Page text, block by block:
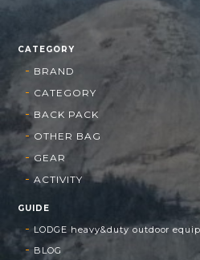
CATEGORY
BRAND
CATEGORY
BACK PACK
OTHER BAG
GEAR
ACTIVITY
GUIDE
LODGE heavy&duty outdoor
BLOG